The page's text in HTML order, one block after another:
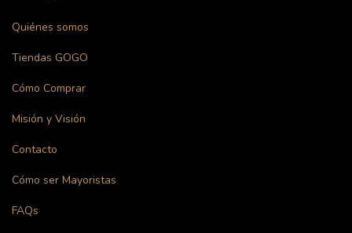
Quiénes somos
Tiendas GOGO
Cómo Comprar
Misión y Visión
Contacto
Cómo ser Mayoristas
FAQs